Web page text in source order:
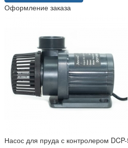
Оформление заказа
Насос для пруда с контролером